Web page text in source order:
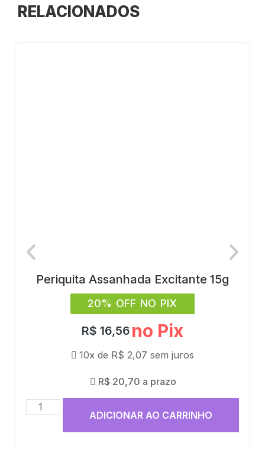
RELACIONADOS
Periquita Assanhada Excitante 15g
20% OFF NO PIX
R$ 16,56 no Pix
10x de R$ 2,07 sem juros
R$ 20,70 a prazo
ADICIONAR AO CARRINHO